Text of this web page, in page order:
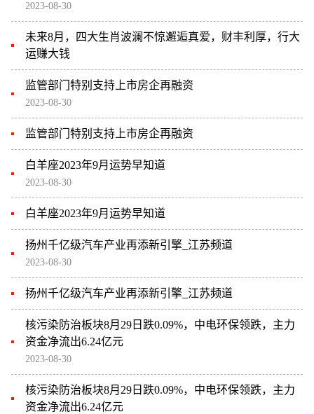
2023-08-30
未来8月，四大生肖波澜不惊邂逅真爱，财丰利厚，行大
运赚大钱
监管部门特别支持上市房企再融资
2023-08-30
监管部门特别支持上市房企再融资
白羊座2023年9月运势早知道
2023-08-30
白羊座2023年9月运势早知道
扬州千亿级汽车产业再添新引擎_江苏频道
2023-08-30
扬州千亿级汽车产业再添新引擎_江苏频道
核污染防治板块8月29日跌0.09%，中电环保领跌，主力
资金净流出6.24亿元
2023-08-30
核污染防治板块8月29日跌0.09%，中电环保领跌，主力
资金净流出6.24亿元